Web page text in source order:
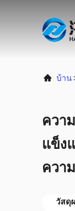
บ้าน
ควา
แข็ง
ควา
วัสดุ